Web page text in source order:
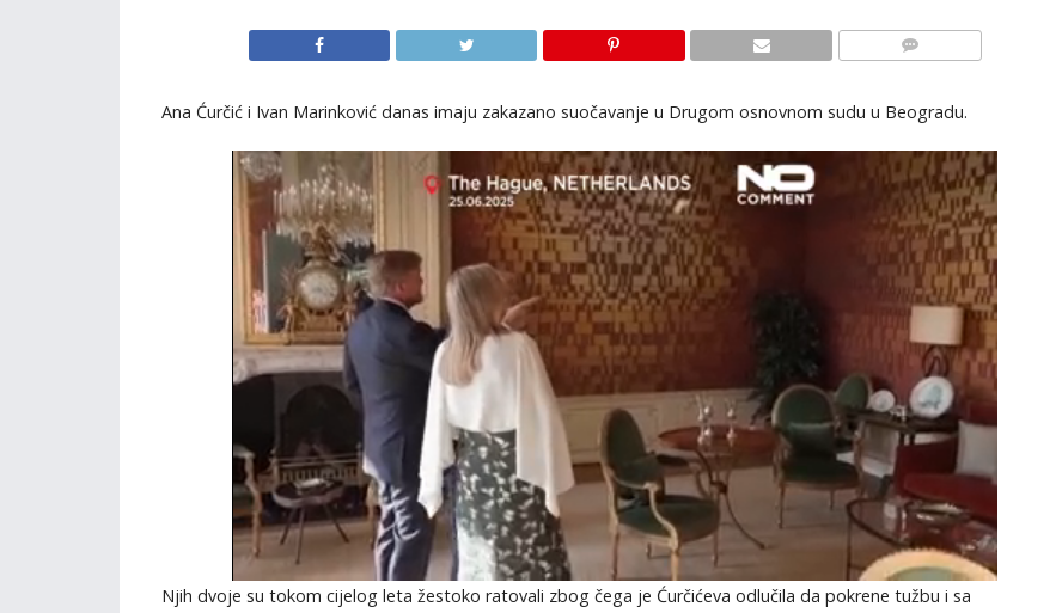
Ana Ćurčić i Ivan Marinković danas imaju zakazano suočavanje u Drugom osnovnom sudu u Beogradu.
Njih dvoje su tokom cijelog leta žestoko ratovali zbog čega je Ćurčićeva odlučila da pokrene tužbu i sa